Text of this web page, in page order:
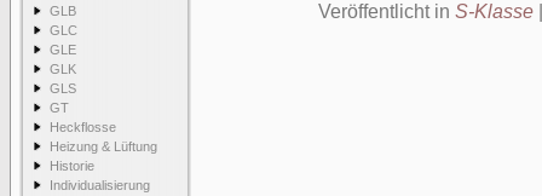
GLB
GLC
GLE
GLK
GLS
GT
Heckflosse
Heizung & Lüftung
Historie
Individualisierung
Veröffentlicht in S-Klasse